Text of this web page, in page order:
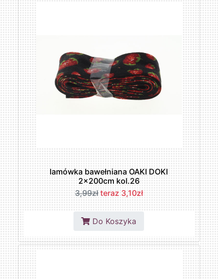
lamówka bawełniana OAKI DOKI
2x200cm kol.26
3,99zł teraz 3,10zł
Do Koszyka